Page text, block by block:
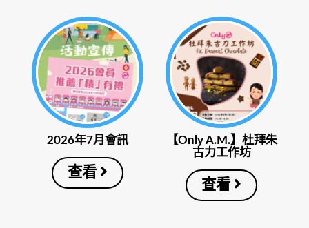
2026年7月會訊
查看
【Only A.M.】杜拜朱
古力工作坊
查看